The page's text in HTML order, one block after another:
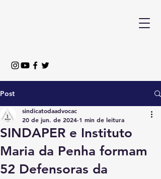
Post
SINDAPER e Instituto
Maria da Penha formam
52 Defensoras da
sindicatodaadvocac
20 de jun. de 2024 1 min de leitura